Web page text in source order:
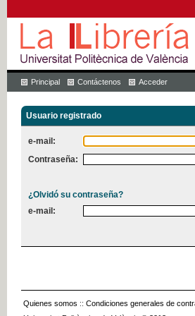
Principal Contáctenos Acceder
Usuario registrado
e-mail:
Contraseña:
¿Olvidó su contraseña?
e-mail:
Quienes somos :: Condiciones generales de